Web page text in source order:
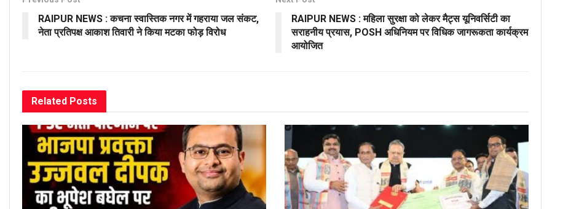
RAIPUR NEWS : कचना स्वास्तिक नगर में गहराया जल संकट,
नेता प्रतिपक्ष आकाश तिवारी ने किया मटका फोड़ विरोध
RAIPUR NEWS : महिला सुरक्षा को लेकर मैट्स यूनिवर्सिटी का
सराहनीय प्रयास, POSH अधिनियम पर विधिक जागरूकता कार्यक्रम
आयोजित
Related Posts